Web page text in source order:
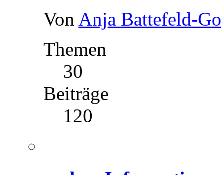
Von Anja Battefeld-
Themen
30
Beiträge
120